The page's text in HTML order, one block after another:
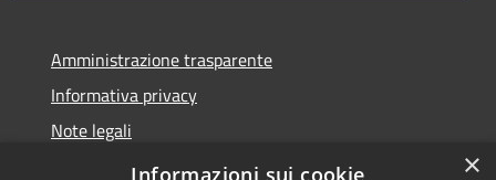
Amministrazione trasparente
Informativa privacy
Note legali
Dichiarazione di accessibilità
×
Informazioni sui cookie